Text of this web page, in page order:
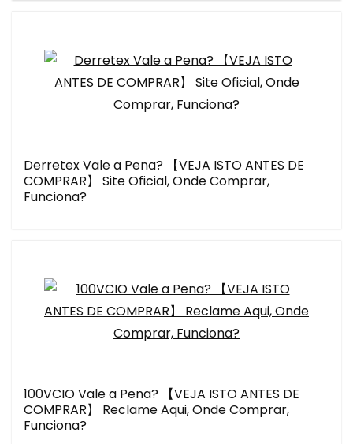
Derretex Vale a Pena? 【VEJA ISTO ANTES DE
COMPRAR】 Site Oficial, Onde Comprar,
Funciona?
100VCIO Vale a Pena? 【VEJA ISTO ANTES DE
COMPRAR】 Reclame Aqui, Onde Comprar,
Funciona?